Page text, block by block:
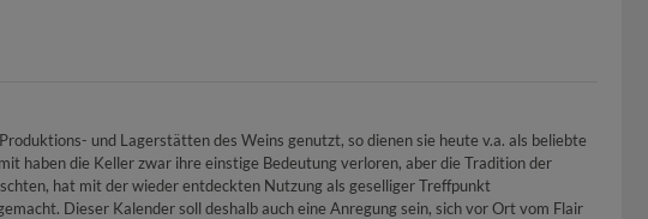
und Lagerstätten des Weins genutzt, so dienen sie heute v.a. als beliebte
haben die Keller zwar ihre einstige Bedeutung verloren, aber die Tradition der
hat mit der wieder entdeckten Nutzung als geselliger Treffpunkt
Dieser Kalender soll deshalb auch eine Anregung sein, sich vor Ort vom Flair